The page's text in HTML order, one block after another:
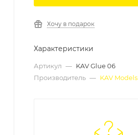
Хочу в подарок
Характеристики
Артикул — KAV Glue 06
Производитель — KAV Models